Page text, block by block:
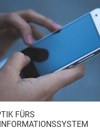
FÜRS